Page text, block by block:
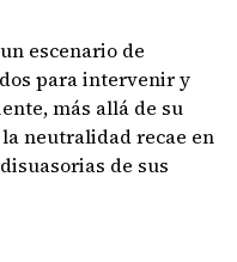
escenario de
para intervenir y
más allá de su
neutralidad recae en
de sus